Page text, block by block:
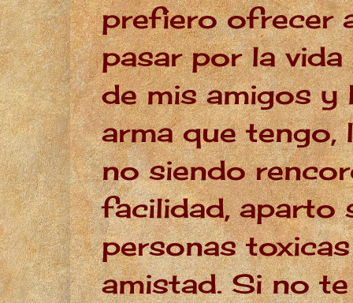
prefiero ofrecer
pasar por la
de mis amigos
arma que tengo,
no siendo
facilidad, aparto
personas
amistad. Si no